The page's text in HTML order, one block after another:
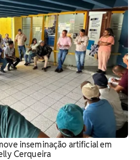
inseminação artificial em
Cerqueira